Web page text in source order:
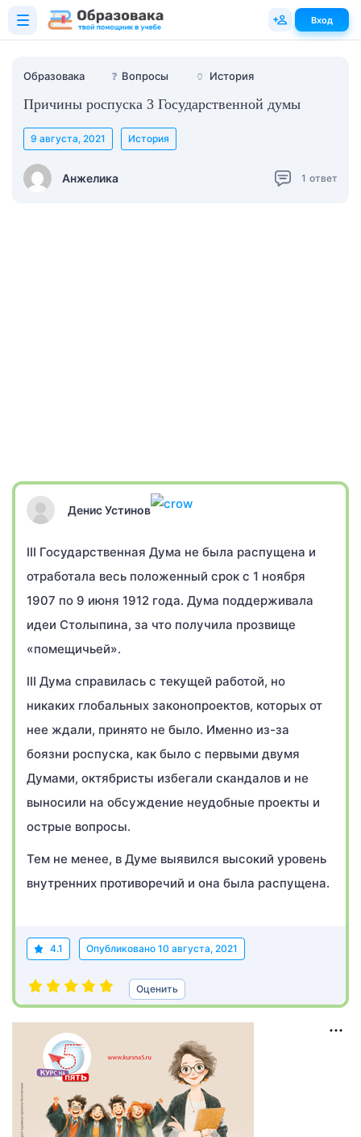
Образовака ❓ Вопросы 🏺 История
Причины роспуска 3 Государственной думы
Анжелика
9 августа, 2021 История
1 ответ
Денис Устинов
III Государственная Дума не была распущена и
отработала весь положенный срок с 1 ноября
1907 по 9 июня 1912 года. Дума поддерживала
идеи Столыпина, за что получила прозвище
«помещичьей».
III Дума справилась с текущей работой, но
никаких глобальных законопроектов, которых от
нее ждали, принято не было. Именно из-за
боязни роспуска, как было с первыми двумя
Думами, октябристы избегали скандалов и не
выносили на обсуждение неудобные проекты и
острые вопросы.
Тем не менее, в Думе выявился высокий уровень
внутренних противоречий и она была распущена.
4.1 Опубликовано 10 августа, 2021
Оценить
Вход